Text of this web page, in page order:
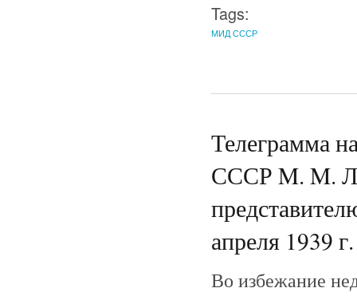
Tags:
МИД СССР
Телеграмма
СССР M. M.
апреля 1939 г.
Во избежание